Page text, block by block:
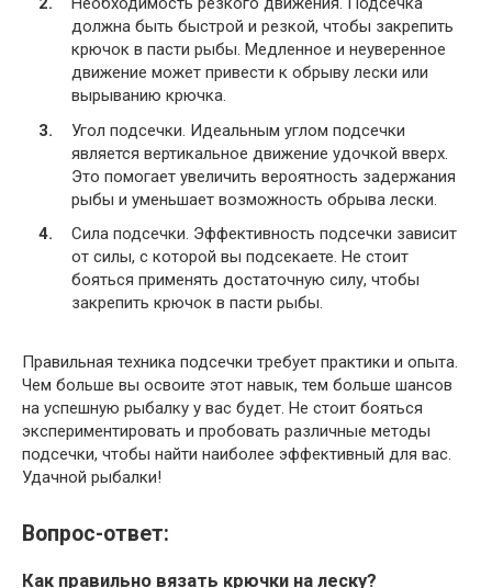
должна быть быстрой и резкой, чтобы закрепить
крючок в пасти рыбы. Медленное и неуверенное
движение может привести к обрыву лески или
вырыванию крючка.
Угол подсечки. Идеальным углом подсечки
является вертикальное движение удочкой вверх.
Это помогает увеличить вероятность задержания
рыбы и уменьшает возможность обрыва лески.
Сила подсечки. Эффективность подсечки зависит
от силы, с которой вы подсекаете. Не стоит
бояться применять достаточную силу, чтобы
закрепить крючок в пасти рыбы.
Правильная техника подсечки требует практики и опыта.
Чем больше вы освоите этот навык, тем больше шансов
на успешную рыбалку у вас будет. Не стоит бояться
экспериментировать и пробовать различные методы
подсечки, чтобы найти наиболее эффективный для вас.
Удачной рыбалки!
Вопрос-ответ:
Как правильно вязать крючки на леску?